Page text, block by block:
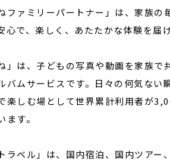
ファミリーパートナー」は、家族の
心で、楽しく、あたたかな体験を届
」は、子どもの写真や動画を家族で
バムサービスです。日々の何気な
楽しむ場として世界累計利用者が
ます。
ラベル」は、国内宿泊、国内ツアー